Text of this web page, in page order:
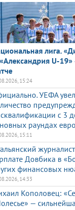
лига.
U-19»
15:24
УЕФА
с 3
раундах
15:11
Довбика в
финансовых
14:33
Кополовец:
—